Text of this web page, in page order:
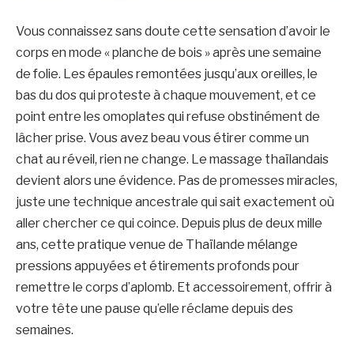
Vous connaissez sans doute cette sensation d’avoir le
corps en mode « planche de bois » après une semaine
de folie. Les épaules remontées jusqu’aux oreilles, le
bas du dos qui proteste à chaque mouvement, et ce
point entre les omoplates qui refuse obstinément de
lâcher prise. Vous avez beau vous étirer comme un
chat au réveil, rien ne change. Le massage thaïlandais
devient alors une évidence. Pas de promesses miracles,
juste une technique ancestrale qui sait exactement où
aller chercher ce qui coince. Depuis plus de deux mille
ans, cette pratique venue de Thaïlande mélange
pressions appuyées et étirements profonds pour
remettre le corps d’aplomb. Et accessoirement, offrir à
votre tête une pause qu’elle réclame depuis des
semaines.